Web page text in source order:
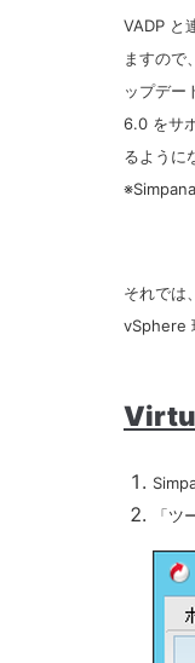
VADP と
ますの
ップデー
6.0 をサ
るように
それで
vSphere
「